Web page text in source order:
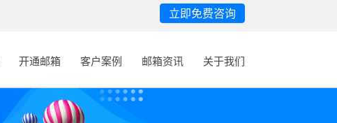
立即免费咨询
开通邮箱 客户案例 邮箱资讯 关于我们